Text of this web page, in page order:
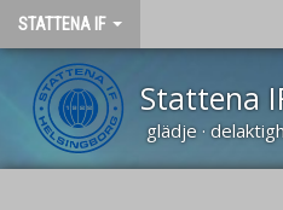
STATTENA IF
Stattena
glädje ·